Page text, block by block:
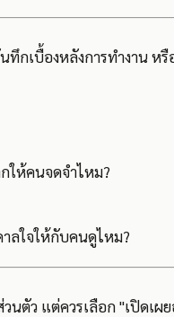
กเบื้องหลังการทำงาน ห
ให้คนจดจำไหม?
ลใจให้กับคนดูไหม?
นตัว แต่ควรเลือก "เปิดเผ